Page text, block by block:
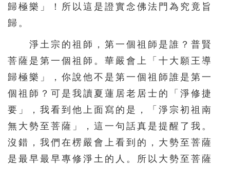
歸極樂」！所以這是證實念佛法門為究竟旨
歸。
淨土宗的祖師，第一個祖師是誰？普賢
菩薩是第一個祖師。華嚴會上「十大願王導
歸極樂」，你說他不是第一個祖師誰是第一
個祖師？可是我讀夏蓮居老居士的「淨修捷
要」，我看到他上面寫的是，「淨宗初祖南
無大勢至菩薩」，這一句話真是提醒了我。
沒錯，我們在楞嚴會上看到的，大勢至菩薩
是最早最早專修淨土的人。所以大勢至菩薩